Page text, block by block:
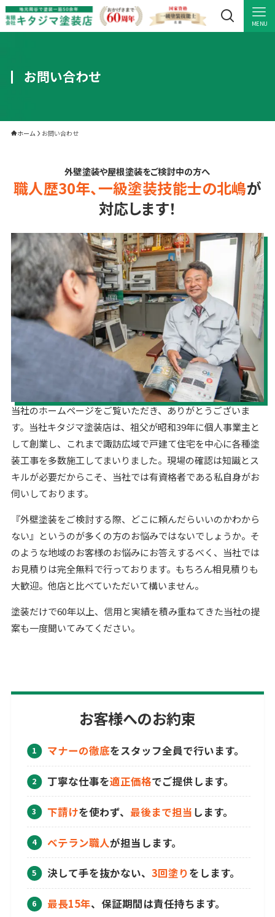
MENU
お問い合わせ
ホーム お問い合わせ
外壁塗装や屋根塗装をご検討中の方へ
職人歴30年、一級塗装技能士の北嶋が
対応します！
当社のホームページをご覧いただき、ありがとうございま
す。当社キタジマ塗装店は、祖父が昭和39年に個人事業主と
して創業し、これまで諏訪広域で戸建て住宅を中心に各種塗
装工事を多数施工してまいりました。現場の確認は知識とス
キルが必要だからこそ、当社では有資格者である私自身がお
伺いしております。
『外壁塗装をご検討する際、どこに頼んだらいいのかわから
ない』というのが多くの方のお悩みではないでしょうか。そ
のような地域のお客様のお悩みにお答えするべく、当社では
お見積りは完全無料で行っております。もちろん相見積りも
大歓迎。他店と比べていただいて構いません。
塗装だけで60年以上、信用と実績を積み重ねてきた当社の提
案も一度聞いてみてください。
お客様へのお約束
マナーの徹底をスタッフ全員で行います。
丁寧な仕事を適正価格でご提供します。
下請けを使わず、 最後まで担当 します。
ベテラン職人が担当します。
決して手を抜かない、3回塗りをします。
最長15年、保証期間は責任持ちます。